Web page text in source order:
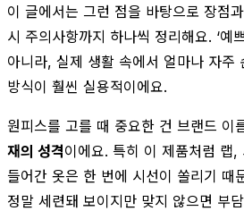
이 글에서는 그런 점을 바탕으로 장점
시 주의사항까지 하나씩 정리해요. ‘예
아니라, 실제 생활 속에서 얼마나 자주
방식이 훨씬 실용적이에요.
원피스를 고를 때 중요한 건 브랜드 이
재의 성격이에요. 특히 이 제품처럼 랩
들어간 옷은 한 번에 시선이 쏠리기 때
정말 세련돼 보이지만 맞지 않으면 부